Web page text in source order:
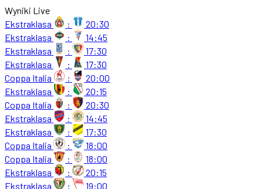
Wyniki Live
Ekstraklasa
:
20:30
Ekstraklasa
:
14:45
Ekstraklasa
:
17:30
Ekstraklasa
:
17:30
Coppa Italia
:
20:00
Ekstraklasa
:
20:15
Coppa Italia
:
20:30
Ekstraklasa
:
14:45
Ekstraklasa
:
17:30
Coppa Italia
:
18:00
Coppa Italia
:
18:00
Ekstraklasa
:
20:15
Ekstraklasa
:
19:00